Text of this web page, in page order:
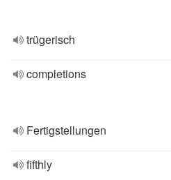
trügerisch
completions
Fertigstellungen
fifthly